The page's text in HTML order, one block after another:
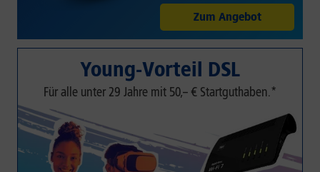
Zum Angebot
Young-Vorteil DSL
Für alle unter 29 Jahre mit 50,– € Startguthaben.*